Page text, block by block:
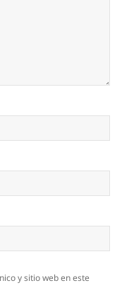
y sitio web en este